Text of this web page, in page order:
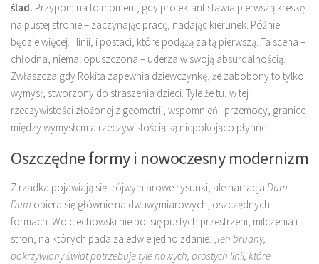
ślad. Przypomina to moment, gdy projektant stawia pierwszą kreskę
na pustej stronie – zaczynając pracę, nadając kierunek. Później
będzie więcej. I linii, i postaci, które podążą za tą pierwszą. Ta scena –
chłodna, niemal opuszczona – uderza w swoją absurdalnością.
Zwłaszcza gdy Rokita zapewnia dziewczynkę, że zabobony to tylko
wymysł, stworzony do straszenia dzieci. Tyle że tu, w tej
rzeczywistości złożonej z geometrii, wspomnień i przemocy, granice
między wymysłem a rzeczywistością są niepokojąco płynne.
Oszczędne formy i nowoczesny modernizm
Z rzadka pojawiają się trójwymiarowe rysunki, ale narracja Dum-
Dum opiera się głównie na dwuwymiarowych, oszczędnych
formach. Wojciechowski nie boi się pustych przestrzeni, milczenia i
stron, na których pada zaledwie jedno zdanie. „Ten brudny,
pokrzywiony świat potrzebuje tyle nowych, prostych linii, które